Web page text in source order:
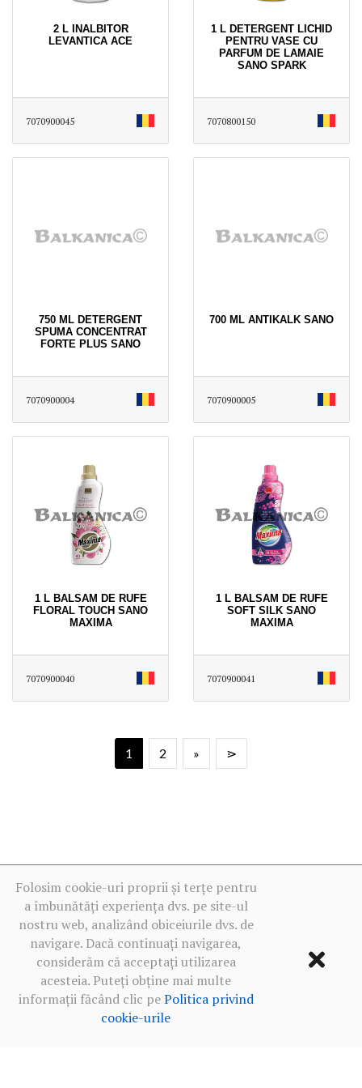
2 L INALBITOR
LEVANTICA ACE
7070900045
1 L DETERGENT LICHID
PENTRU VASE CU
PARFUM DE LAMAIE
SANO SPARK
7070800150
750 ML DETERGENT
SPUMA CONCENTRAT
FORTE PLUS SANO
7070900004
700 ML ANTIKALK SANO
7070900005
1 L BALSAM DE RUFE
FLORAL TOUCH SANO
MAXIMA
7070900040
1 L BALSAM DE RUFE
SOFT SILK SANO
MAXIMA
7070900041
1 2 » ⋗
Folosim cookie-uri proprii și terțe pentru
a îmbunătăți experiența dvs. pe site-ul
nostru web, analizând obiceiurile dvs. de
navigare. Dacă continuați navigarea,
considerăm că acceptați utilizarea
acesteia. Puteți obține mai multe
informații făcând clic pePolitica privind
cookie-urile